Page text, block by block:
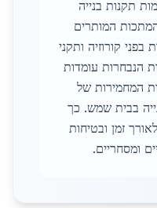
תקנות בנייה
המותרים
קורוזיה ותקני
הנבחרות עומדות
המחמירות של
בבית שמש. כך
זמן ובטיחות
ומסחריים.